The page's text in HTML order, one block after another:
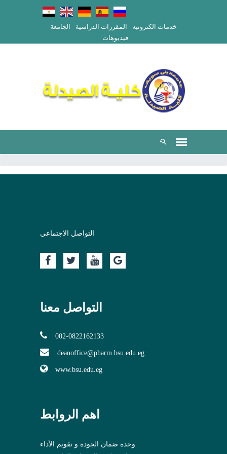
الجامعة المقررات الدراسية
خدمات الكترونيه
فيديوهات
التواصل الاجتماعي
التواصل معنا
002-0822162133
deanoffice@pharm.bsu.edu.eg
www.bsu.edu.eg
اهم الروابط
وحدة ضمان الجودة و تقويم الأداء